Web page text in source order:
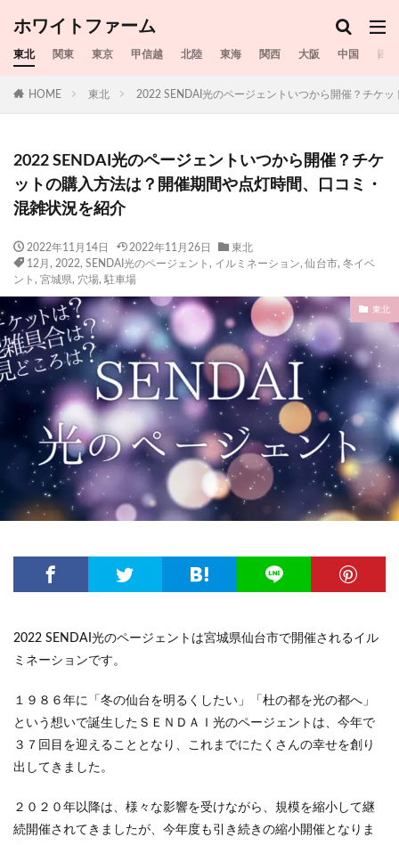
ホワイトファーム
東北 関東 東京 甲信越 北陸 東海 関西 大阪 中国 四国
HOME 東北 2022 SENDAI光のページェントいつから開催？チケ
2022 SENDAI光のページェントいつから開催？チケ
ットの購入方法は？開催期間や点灯時間、口コミ・
混雑状況を紹介
2022年11月14日 2022年11月26日
東北
12月 , 2022, SENDAI光のページェント , イルミネーション,仙台市, 冬イベ
ント , 宮城県, 穴場, 駐車場
東北
2022 SENDAI光のページェントは宮城県仙台市で開催されるイル
ミネーションです。
１９８６年に「冬の仙台を明るくしたい」「杜の都を光の都へ」
という想いで誕生したＳＥＮＤＡＩ光のページェントは、今年で
３７回目を迎えることとなり、これまでにたくさんの幸せを創り
出してきました。
２０２０年以降は、様々な影響を受けながら、規模を縮小して継
続開催されてきましたが、今年度も引き続きの縮小開催となりま